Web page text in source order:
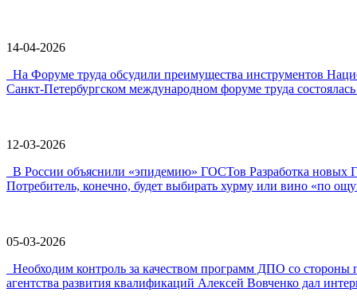
14-04-2026
На Форуме труда обсудили преимущества инструментов
Санкт-Петербургском международном форуме труда
12-03-2026
В России объяснили «эпидемию» ГОСТов Разработка новых
Потребитель, конечно, будет выбирать хурму или вино «по
05-03-2026
Необходим контроль за качеством программ ДПО со
агентства развития квалификаций Алексей Вовченко дал